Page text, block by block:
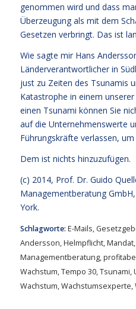
genommen wird und dass
Überzeugung als mit dem
Gesetzen verbringt. Das ist
Wie sagte mir Hans
Länderverantwortlicher in
just zu Zeiten des Tsunamis
Katastrophe in einem unserer
einen Tsunami können Sie
auf die Unternehmenswerte
Führungskräfte verlassen,
Dem ist nichts hinzuzufügen.
(c) 2014, Prof. Dr. Guido
Managementberatung
York.
Schlagworte: E-Mails,
Andersson,Helmpflicht,Mandat,
Managementberatung,
Wachstum,Tempo 30,Tsunami,
Wachstum,Wachstumsexperte,